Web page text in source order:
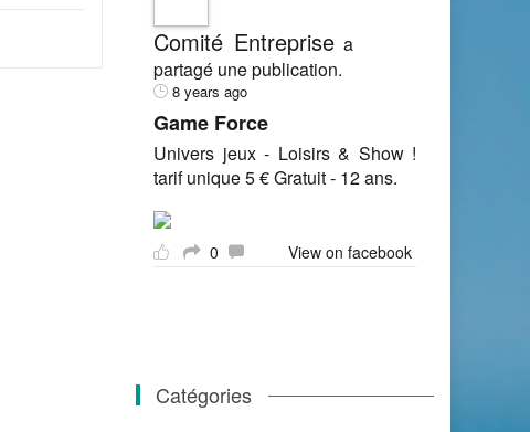
Comité Entreprisea
partagé une publication.
8 years ago
Game Force
Univers jeux - Loisirs & Show !
tarif unique 5 € Gratuit - 12 ans.
0 View on facebook
Catégories